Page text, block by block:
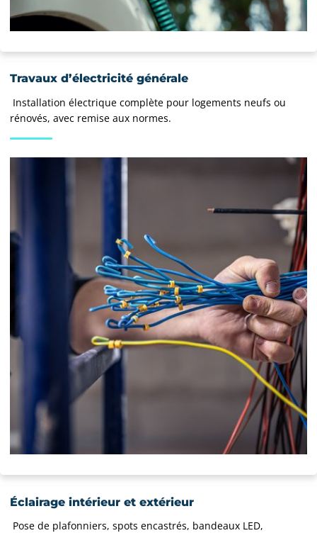
Travaux d’électricité générale
Installation électrique complète pour logements neufs ou
rénovés, avec remise aux normes.
Éclairage intérieur et extérieur
Pose de plafonniers, spots encastrés, bandeaux LED,